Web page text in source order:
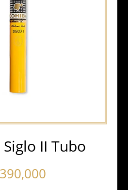
II Tubo
390,000